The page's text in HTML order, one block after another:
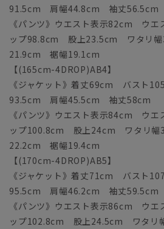
91.5cm 肩幅44.8cm 袖丈56.5cm
《パンツ》ウエスト表示82cm ウ
ップ98.8cm 股上23.5cm ワタリ
21.9cm 裾幅19.1cm
【(165cm-4DROP)AB4】
《ジャケット》着丈69cm バスト
93.5cm 肩幅45.5cm 袖丈58cm
《パンツ》ウエスト表示84cm ウ
ップ100.8cm 股上24cm ワタリ
22.2cm 裾幅19.4cm
【(170cm-4DROP)AB5】
《ジャケット》着丈71cm バスト
95.5cm 肩幅46.2cm 袖丈59.5cm
《パンツ》ウエスト表示86cm ウ
ップ102.8cm 股上24.5cm ワタリ